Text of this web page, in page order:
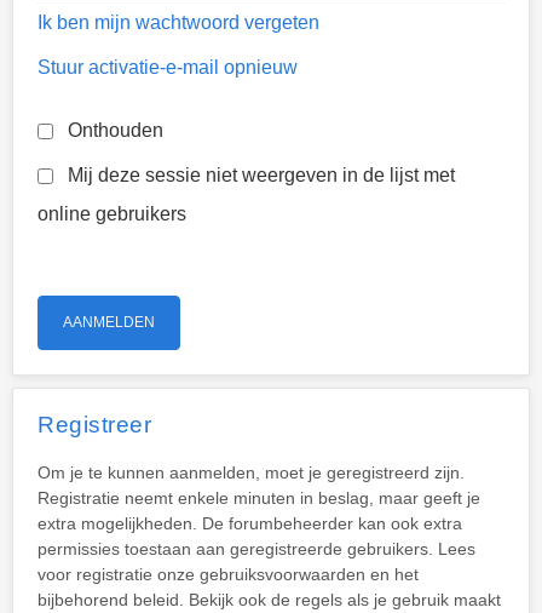
Ik ben mijn wachtwoord vergeten
Stuur activatie-e-mail opnieuw
Onthouden
Mij deze sessie niet weergeven in de lijst met
online gebruikers
Registreer
Om je te kunnen aanmelden, moet je geregistreerd zijn.
Registratie neemt enkele minuten in beslag, maar geeft je
extra mogelijkheden. De forumbeheerder kan ook extra
permissies toestaan aan geregistreerde gebruikers. Lees
voor registratie onze gebruiksvoorwaarden en het
bijbehorend beleid. Bekijk ook de regels als je gebruik maakt